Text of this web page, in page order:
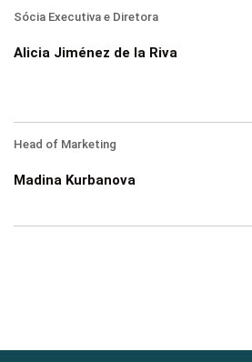
Sócia Executiva e Diretora
Alicia Jiménez de la Riva
Head of Marketing
Madina Kurbanova